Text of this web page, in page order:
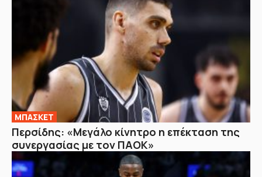
ΜΠΑΣΚΕΤ
Περσίδης: «Μεγάλο κίνητρο η επέκταση της
συνεργασίας με τον ΠΑΟΚ»